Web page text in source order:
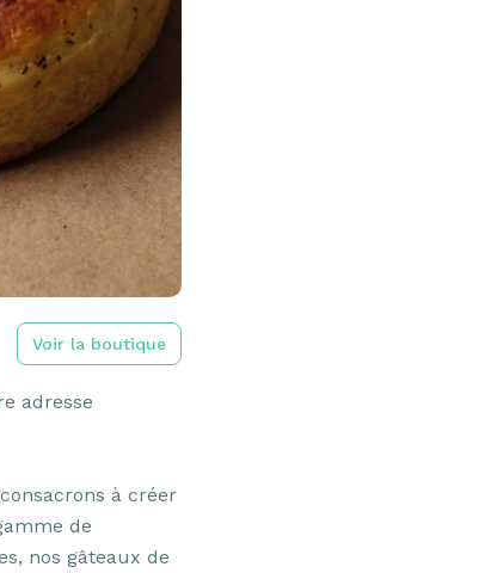
Voir la boutique
adresse
à créer
de
nos gâteaux de